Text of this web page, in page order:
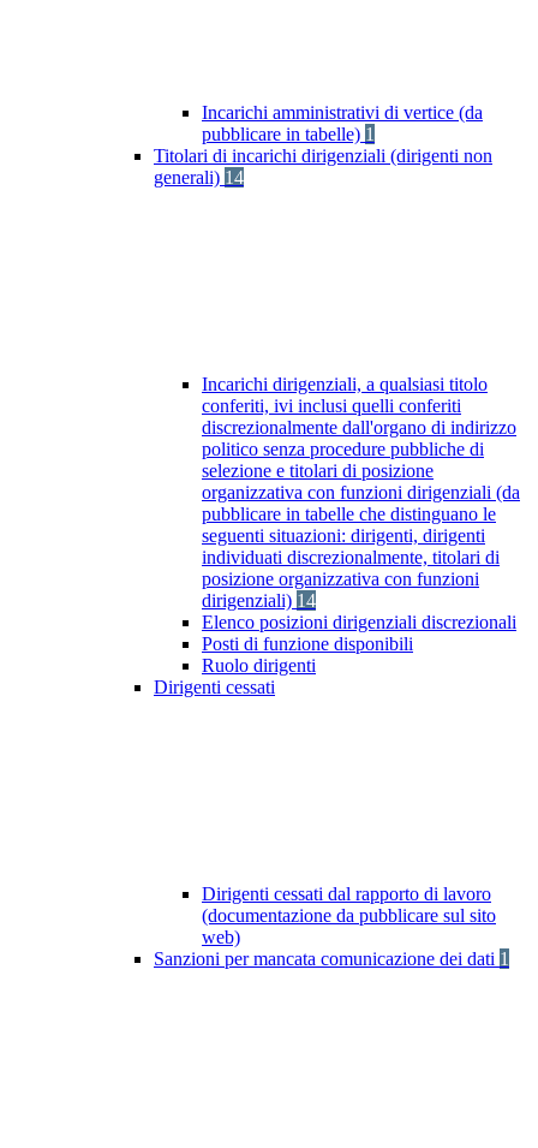
Incarichi amministrativi di vertice (da
pubblicare in tabelle) 1
Titolari di incarichi dirigenziali (dirigenti non
generali) 14
Incarichi dirigenziali, a qualsiasi titolo
conferiti, ivi inclusi quelli conferiti
discrezionalmente dall'organo di indirizzo
politico senza procedure pubbliche di
selezione e titolari di posizione
organizzativa con funzioni dirigenziali (da
pubblicare in tabelle che distinguano le
seguenti situazioni: dirigenti, dirigenti
individuati discrezionalmente, titolari di
posizione organizzativa con funzioni
dirigenziali) 14
Elenco posizioni dirigenziali discrezionali
Posti di funzione disponibili
Ruolo dirigenti
Dirigenti cessati
Dirigenti cessati dal rapporto di lavoro
(documentazione da pubblicare sul sito
web)
Sanzioni per mancata comunicazione dei dati 1